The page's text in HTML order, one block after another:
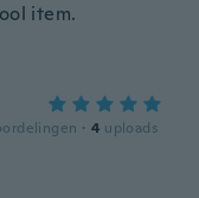
item.
· 4 uploads